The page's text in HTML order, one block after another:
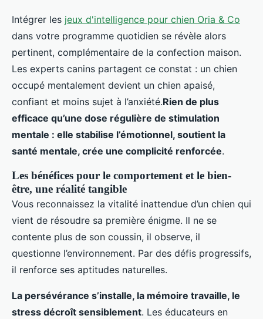
Intégrer les jeux d'intelligence pour chien Oria & Co
dans votre programme quotidien se révèle alors
pertinent, complémentaire de la confection maison.
Les experts canins partagent ce constat : un chien
occupé mentalement devient un chien apaisé,
confiant et moins sujet à l’anxiété.Rien de plus
efficace qu’une dose régulière de stimulation
mentale : elle stabilise l’émotionnel, soutient la
santé mentale, crée une complicité renforcée.
Les bénéfices pour le comportement et le bien-
être, une réalité tangible
Vous reconnaissez la vitalité inattendue d’un chien qui
vient de résoudre sa première énigme. Il ne se
contente plus de son coussin, il observe, il
questionne l’environnement. Par des défis progressifs,
il renforce ses aptitudes naturelles.
La persévérance s’installe, la mémoire travaille, le
stress décroît sensiblement. Les éducateurs en